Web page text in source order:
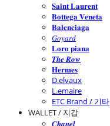
𝐒𝐚𝐢𝐧𝐭 𝐋𝐚𝐮𝐫𝐞𝐧𝐭
𝐁𝐨𝐭𝐭𝐞𝐠𝐚 𝐕𝐞𝐧𝐞𝐭𝐚
𝐁𝐚𝐥𝐞𝐧𝐜𝐢𝐚𝐠𝐚
𝐺𝑜𝑦𝑎𝑟𝑑
𝐋𝐨𝐫𝐨 𝐩𝐢𝐚𝐧𝐚
𝑻𝒉𝒆 𝑹𝒐𝒘
𝐇𝐞𝐫𝐦𝐞𝐬
D.elvaux
L.emaire
ETC Brand / 기타
WALLET / 지갑
𝑪𝒉𝒂𝒏𝒆𝒍